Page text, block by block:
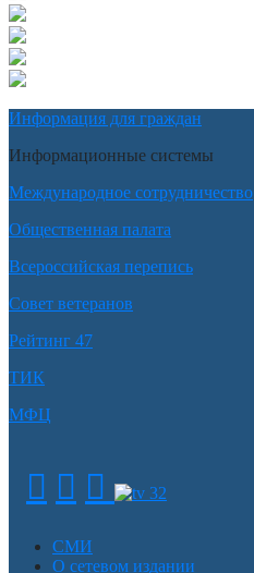
Информация для граждан
Информационные системы
Международное сотрудничество
Общественная палата
Всероссийская перепись
Совет ветеранов
Рейтинг 47
ТИК
МФЦ
СМИ
О сетевом издании